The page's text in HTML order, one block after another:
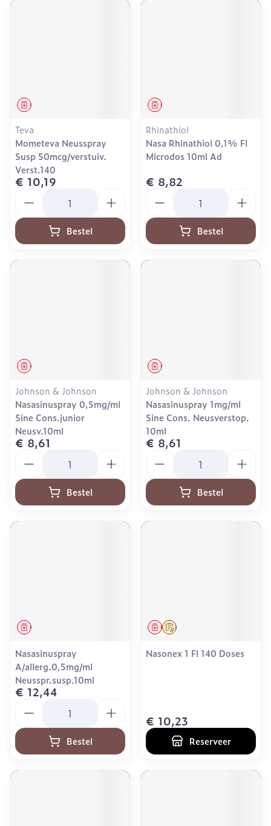
Geneesmiddel
Teva
Mometeva Neusspray
Susp 50mcg/verstuiv.
Verst.140
€ 10,19
Bestel
Geneesmiddel
Rhinathiol
Nasa Rhinathiol 0,1% Fl
Microdos 10ml Ad
€ 8,82
Bestel
Geneesmiddel
Johnson & Johnson
Nasasinuspray 0,5mg/ml
Sine Cons.junior
Neusv.10ml
€ 8,61
Bestel
Geneesmiddel
Johnson & Johnson
Nasasinuspray 1mg/ml
Sine Cons. Neusverstop.
10ml
€ 8,61
Bestel
Geneesmiddel
Nasasinuspray
A/allerg.0,5mg/ml
Neusspr.susp.10ml
€ 12,44
Bestel
Op voorschrift
Geneesmiddel
Nasonex 1 Fl 140 Doses
€ 10,23
Reserveer